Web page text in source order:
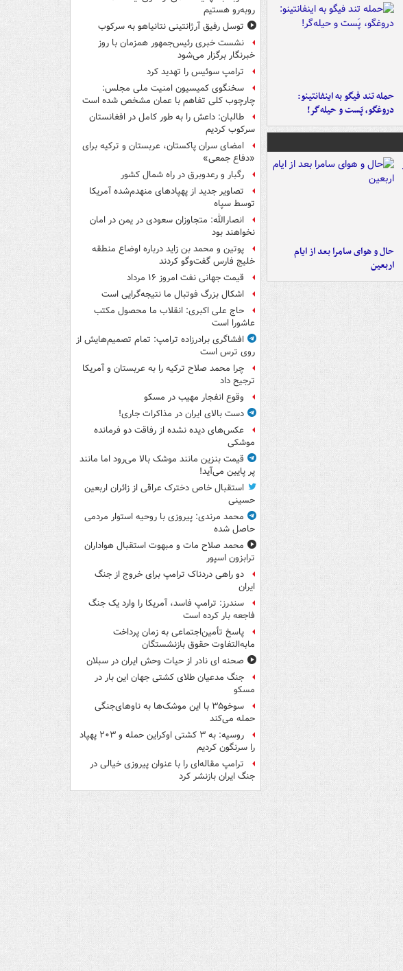
حمله تند فیگو به اینفانتینو:
دروغگو، پَست‌ و حیله‌گر!
حال و هوای سامرا بعد از ایام
اربعین
روبه‌رو هستیم
توسل رفیق آرژانتینی نتانیاهو به سرکوب
نشست خبری رئیس‌جمهور همزمان با روز
خبرنگار برگزار می‌شود
ترامپ سوئیس را تهدید کرد
سخنگوی کمیسیون امنیت ملی مجلس:
چارچوب کلی تفاهم با عمان مشخص شده است
طالبان: داعش را به طور کامل در افغانستان
سرکوب کردیم
امضای سران پاکستان، عربستان و ترکیه برای
«دفاع جمعی»
رگبار و رعدوبرق در راه شمال کشور
تصاویر جدید از پهپادهای منهدم‌شده آمریکا
توسط سپاه
انصارالله: متجاوزان سعودی در یمن در امان
نخواهند بود
پوتین و محمد بن زاید درباره اوضاع منطقه
خلیج فارس گفت‌وگو کردند
قیمت جهانی نفت امروز ۱۶ مرداد
اشکال بزرگ فوتبال ما نتیجه‌گرایی است
حاج علی اکبری: انقلاب ما محصول مکتب
عاشورا است
افشاگری برادرزاده ترامپ: تمام تصمیم‌هایش از
روی ترس است
چرا محمد صلاح ترکیه را به عربستان و آمریکا
ترجیح داد
وقوع انفجار مهیب در مسکو
دست بالای ایران در مذاکرات جاری!
عکس‌های دیده نشده از رفاقت دو فرمانده‌
موشکی
قیمت بنزین مانند موشک بالا می‌رود اما مانند
پر پایین می‌آید!
استقبال خاص دخترک عراقی از زائران اربعین
حسینی
محمد مرندی: پیروزی با روحیه استوار مردمی
حاصل شده
محمد صلاح مات و مبهوت استقبال هواداران
ترابزون اسپور
دو راهی دردناک ترامپ برای خروج از جنگ
ایران
سندرز: ترامپ فاسد، آمریکا را وارد یک جنگ
فاجعه بار کرده است
پاسخ تأمین‌اجتماعی به زمان پرداخت
مابه‌التفاوت حقوق بازنشستگان
صحنه ای نادر از حیات وحش ایران در سبلان
جنگ مدعیان طلای کشتی جهان این بار در
مسکو
سوخو۳۵ با این موشک‌ها به ناوهای‌جنگی
حمله می‌کند
روسیه: به ۳ کشتی اوکراین حمله و ۲۰۳ پهپاد
را سرنگون کردیم
ترامپ مقاله‌ای را با عنوان پیروزی خیالی در
جنگ ایران بازنشر کرد